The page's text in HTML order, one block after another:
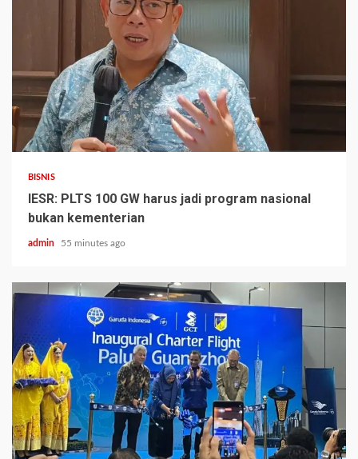
BISNIS
IESR: PLTS 100 GW harus jadi program nasional
bukan kementerian
admin 55 minutes ago